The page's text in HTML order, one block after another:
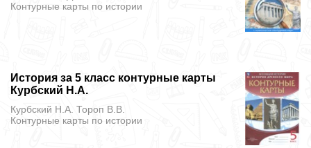
Контурные карты по истории
История за 5 класс контурные карты
Курбский Н.А.
Курбский Н.А. Тороп В.В.
Контурные карты по истории